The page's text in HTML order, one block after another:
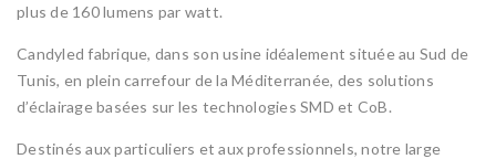
plus de 160 lumens par watt.
Candyled fabrique, dans son usine idéalement située au Sud de
Tunis, en plein carrefour de la Méditerranée, des solutions
d’éclairage basées sur les technologies SMD et CoB.
Destinés aux particuliers et aux professionnels, notre large